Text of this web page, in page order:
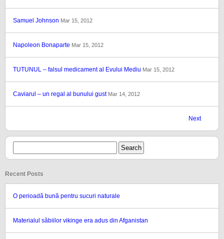
Samuel Johnson Mar 15, 2012
Napoleon Bonaparte Mar 15, 2012
TUTUNUL – falsul medicament al Evului Mediu Mar 15, 2012
Caviarul – un regal al bunului gust Mar 14, 2012
Next
Recent Posts
O perioadă bună pentru sucuri naturale
Materialul săbiilor vikinge era adus din Afganistan